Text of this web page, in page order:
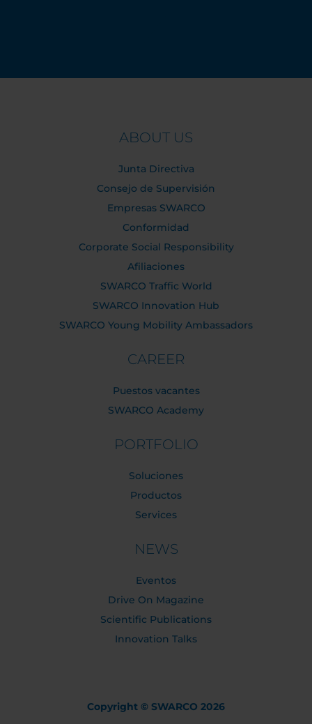
ABOUT US
Junta Directiva
Consejo de Supervisión
Empresas SWARCO
Conformidad
Corporate Social Responsibility
Afiliaciones
SWARCO Traffic World
SWARCO Innovation Hub
SWARCO Young Mobility Ambassadors
CAREER
Puestos vacantes
SWARCO Academy
PORTFOLIO
Soluciones
Productos
Services
NEWS
Eventos
Drive On Magazine
Scientific Publications
Innovation Talks
Copyright © SWARCO 2026